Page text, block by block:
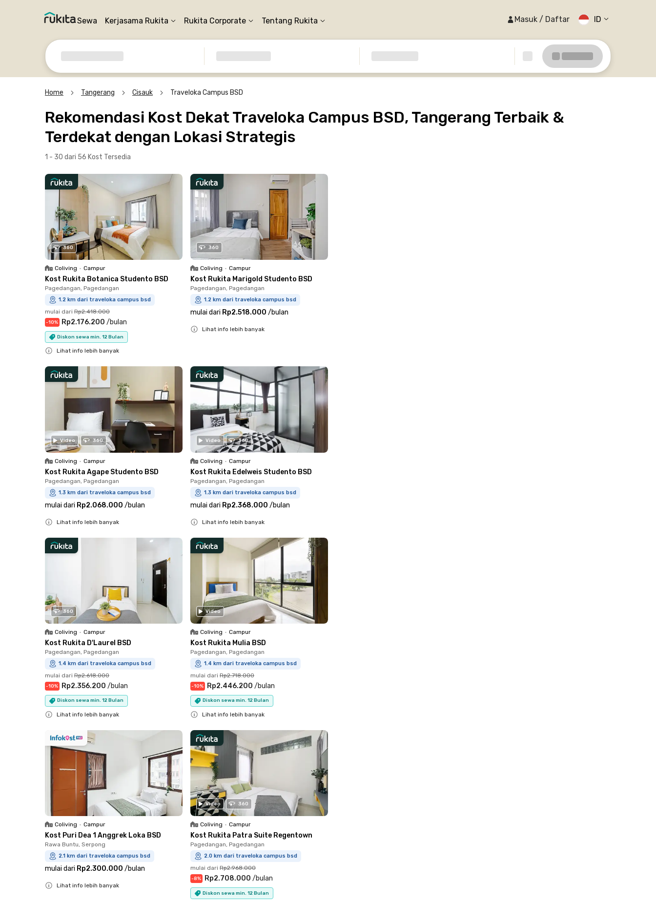
Sewa Kerjasama Rukita Rukita Corporate Tentang Rukita Masuk / Daftar ID
Home Tangerang Cisauk Traveloka Campus BSD
Rekomendasi Kost Dekat Traveloka Campus BSD, Tangerang Terbaik &
Terdekat dengan Lokasi Strategis
1 - 30 dari 56 Kost Tersedia
360
Coliving • Campur
Kost Rukita Botanica Studento BSD
Pagedangan, Pagedangan
1.2 km dari traveloka campus bsd
mulai dari Rp2.418.000
-10% Rp2.176.200 /bulan
Diskon sewa min. 12 Bulan
Lihat info lebih banyak
360
Coliving • Campur
Kost Rukita Marigold Studento BSD
Pagedangan, Pagedangan
1.2 km dari traveloka campus bsd
mulai dari Rp2.518.000 /bulan
Lihat info lebih banyak
Video 360
Coliving • Campur
Kost Rukita Agape Studento BSD
Pagedangan, Pagedangan
1.3 km dari traveloka campus bsd
mulai dari Rp2.068.000 /bulan
Lihat info lebih banyak
Video 360
Coliving • Campur
Kost Rukita Edelweis Studento BSD
Pagedangan, Pagedangan
1.3 km dari traveloka campus bsd
mulai dari Rp2.368.000 /bulan
Lihat info lebih banyak
360
Coliving • Campur
Kost Rukita D'Laurel BSD
Pagedangan, Pagedangan
1.4 km dari traveloka campus bsd
mulai dari Rp2.618.000
-10% Rp2.356.200 /bulan
Diskon sewa min. 12 Bulan
Lihat info lebih banyak
Video
Coliving • Campur
Kost Rukita Mulia BSD
Pagedangan, Pagedangan
1.4 km dari traveloka campus bsd
mulai dari Rp2.718.000
-10% Rp2.446.200 /bulan
Diskon sewa min. 12 Bulan
Lihat info lebih banyak
Coliving • Campur
Kost Puri Dea 1 Anggrek Loka BSD
Rawa Buntu, Serpong
2.1 km dari traveloka campus bsd
mulai dari Rp2.300.000 /bulan
Lihat info lebih banyak
Video 360
Coliving • Campur
Kost Rukita Patra Suite Regentown
Pagedangan, Pagedangan
2.0 km dari traveloka campus bsd
mulai dari Rp2.968.000
-8% Rp2.708.000 /bulan
Diskon sewa min. 12 Bulan